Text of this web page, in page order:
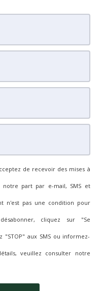
de recevoir des mises à
part par e-mail, SMS et
n'est pas une condition pour
cliquez sur "Se
"STOP" aux SMS ou informez-
veuillez consulter notre